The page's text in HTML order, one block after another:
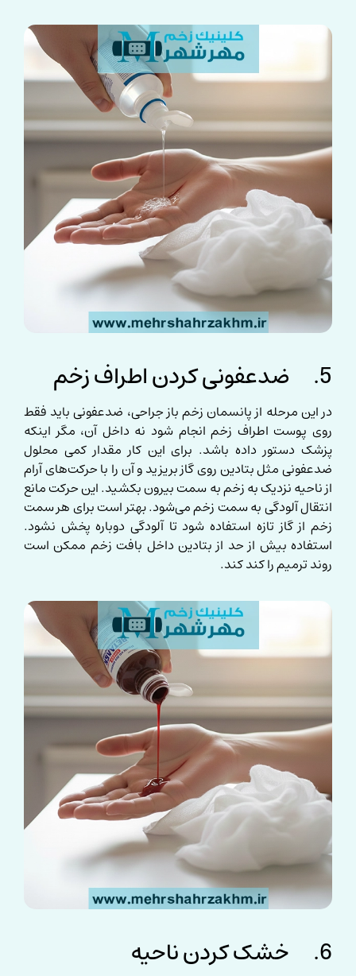
5. ضدعفونی کردن اطراف زخم
در این مرحله از پانسمان زخم باز جراحی، ضدعفونی باید فقط
روی پوست اطراف زخم انجام شود نه داخل آن، مگر اینکه
پزشک دستور داده باشد. برای این کار مقدار کمی محلول
ضدعفونی مثل بتادین روی گاز بریزید و آن را با حرکت‌های آرام
از ناحیه نزدیک به زخم به سمت بیرون بکشید. این حرکت مانع
انتقال آلودگی به سمت زخم می‌شود. بهتر است برای هر سمت
زخم از گاز تازه استفاده شود تا آلودگی دوباره پخش نشود.
استفاده بیش از حد از بتادین داخل بافت زخم ممکن است
روند ترمیم را کند کند.
6. خشک کردن ناحیه